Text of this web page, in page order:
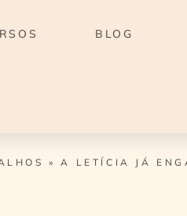
BLOG
»A LETÍCIA JÁ